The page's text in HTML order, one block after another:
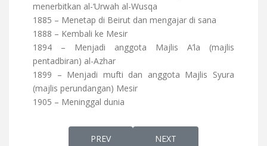
menerbitkan al-‘Urwah al-Wusqa
1885 – Menetap di Beirut dan mengajar di sana
1888 – Kembali ke Mesir
1894 – Menjadi anggota Majlis A’la (majlis
pentadbiran) al-Azhar
1899 – Menjadi mufti dan anggota Majlis Syura
(majlis perundangan) Mesir
1905 – Meninggal dunia
PREVIOUS ARTICLE: BERKE KHAN
PREV NEXT ARTICLE: PERLUKAH
NEXT